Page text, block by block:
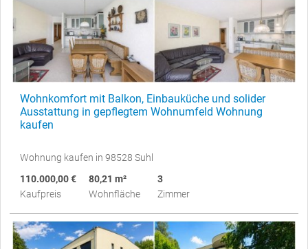
Wohnkomfort mit Balkon, Einbauküche und solider
Ausstattung in gepflegtem Wohnumfeld Wohnung
kaufen
Wohnung kaufen in 98528 Suhl
110.000,00 €
Kaufpreis
80,21 m²
Wohnfläche
3
Zimmer